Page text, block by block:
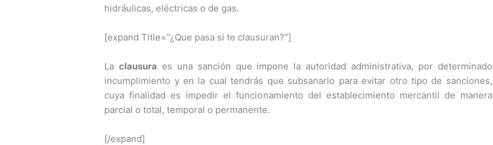
hidráulicas, eléctricas o de gas.
[expand Title=”¿Que pasa si te clausuran?”]
La clausura es una sanción que impone la autoridad administrativa, por determinado
incumplimiento y en la cual tendrás que subsanarlo para evitar otro tipo de sanciones,
cuya finalidad es impedir el funcionamiento del establecimiento mercantil de manera
parcial o total, temporal o permanente.
[/expand]